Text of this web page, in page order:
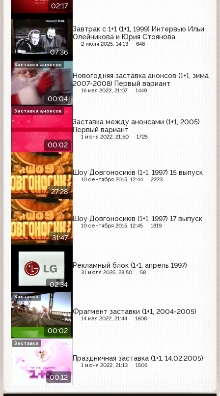
02:17
07:36
Завтрак с 1+1 (1+1, 1999) Интервью Ильи
Олейникова и Юрия Стоянова
2 июля 2025, 14:13 648
00:04
Новогодняя заставка анонсов (1+1, зима
2007-2008) Первый вариант
16 мая 2022, 21:07 1449
Заставка анонсов
00:02
Заставка между анонсами (1+1, 2005)
Первый вариант
1 июня 2022, 21:50 1725
Заставка анонсов
27:28
Шоу Довгоносиків (1+1, 1997) 15 выпуск
10 сентября 2015, 12:44 2223
31:47
Шоу Довгоносиків (1+1, 1997) 17 выпуск
10 сентября 2015, 12:45 1819
02:34
Рекламный блок (1+1, апрель 1997)
31 июля 2026, 23:50 58
00:02
Фрагмент заставки (1+1, 2004-2005)
14 мая 2022, 21:44 1808
Заставка
00:12
Праздничная заставка (1+1, 14.02.2005)
1 июня 2022, 21:13 1506
Заставка